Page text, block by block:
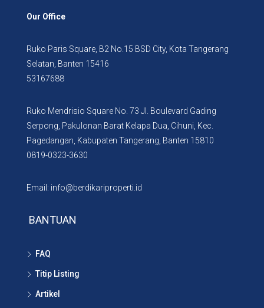
Our Office
Ruko Paris Square, B2 No.15 BSD City, Kota Tangerang
Selatan, Banten 15416
53167688
Ruko Mendrisio Square No. 73 Jl. Boulevard Gading
Serpong, Pakulonan Barat Kelapa Dua, Cihuni, Kec.
Pagedangan, Kabupaten Tangerang, Banten 15810
0819-0323-3630
Email: info@berdikariproperti.id
BANTUAN
FAQ
Titip Listing
Artikel